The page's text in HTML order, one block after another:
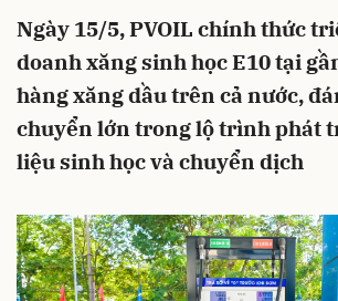
Ngày 15/5, PVOIL chính thức
doanh xăng sinh học E10 tại
hàng xăng dầu trên cả nước,
chuyển lớn trong lộ trình phát
liệu sinh học và chuyển dịch